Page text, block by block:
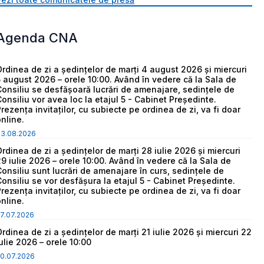
CNA
de zi a ședințelor de marți 4 august 2026 și miercuri
august 2026 – orele 10:00. Având în vedere că la Sala de
se desfășoară lucrări de amenajare, sedințele de
vor avea loc la etajul 5 - Cabinet Președinte.
invitaților, cu subiecte pe ordinea de zi, va fi doar
de zi a ședințelor de marți 28 iulie 2026 și miercuri
iulie 2026 – orele 10:00. Având în vedere că la Sala de
sunt lucrări de amenajare în curs, sedințele de
se vor desfășura la etajul 5 - Cabinet Președinte.
invitaților, cu subiecte pe ordinea de zi, va fi doar
de zi a ședințelor de marți 21 iulie 2026 și miercuri 22
2026 – orele 10:00